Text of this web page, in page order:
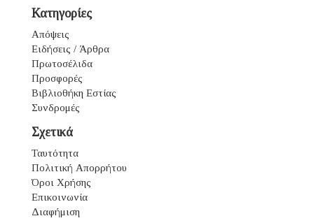
Κατηγορίες
Απόψεις
Ειδήσεις / Άρθρα
Πρωτοσέλιδα
Προσφορές
Βιβλιοθήκη Εστίας
Συνδρομές
Σχετικά
Ταυτότητα
Πολιτική Απορρήτου
Όροι Χρήσης
Επικοινωνία
Διαφήμιση